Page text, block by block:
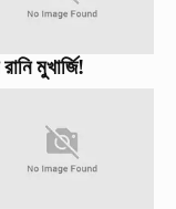
মুখার্জি!